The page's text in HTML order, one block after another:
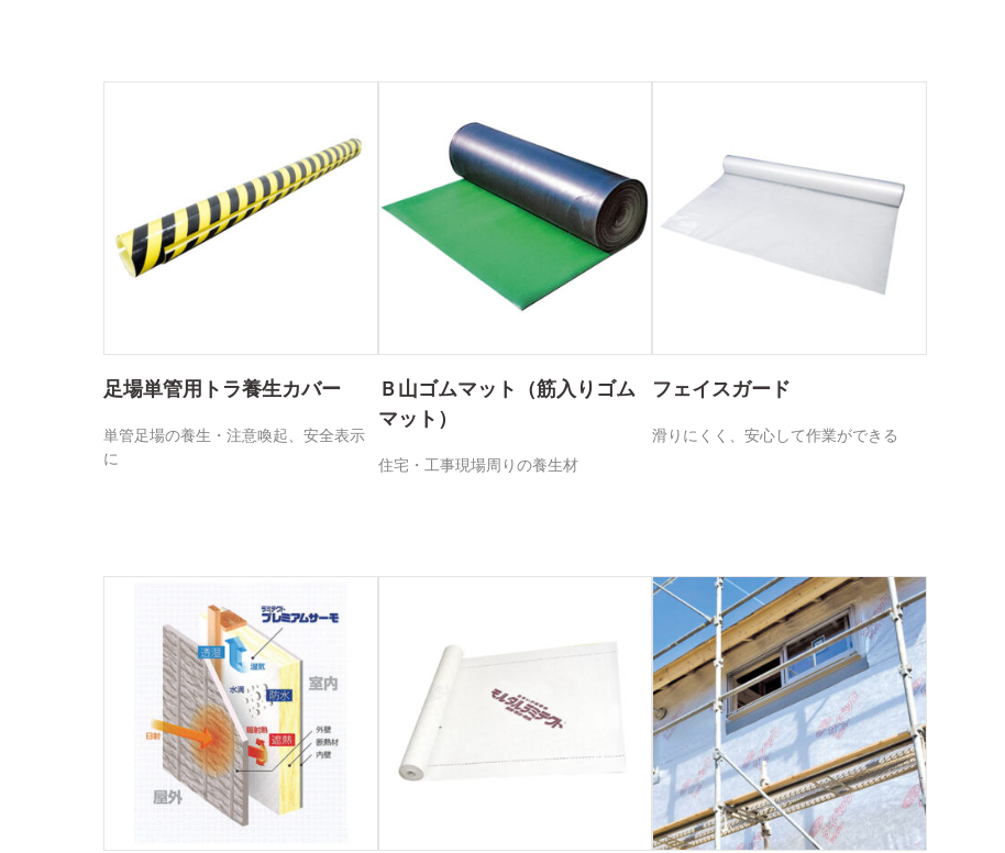
足場単管用トラ養生カバー
単管足場の養生・注意喚起、安全表示
に
Ｂ山ゴムマット（筋入りゴム
マット）
住宅・工事現場周りの養生材
フェイスガード
滑りにくく、安心して作業ができる